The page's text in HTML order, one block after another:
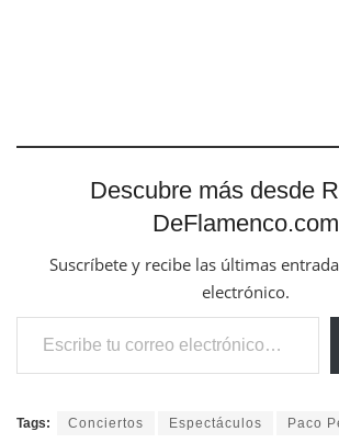
Descubre más desde
DeFlamenco.com
Suscríbete y recibe las últimas
electrónico.
Escribe tu correo electrónico…
Tags: Conciertos Espectáculos Paco